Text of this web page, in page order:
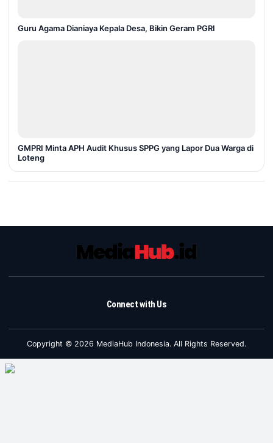
Guru Agama Dianiaya Kepala Desa, Bikin Geram PGRI
GMPRI Minta APH Audit Khusus SPPG yang Lapor Dua Warga di
Loteng
Connect with Us
Copyright © 2026 MediaHub Indonesia. All Rights Reserved.